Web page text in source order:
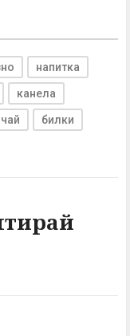
напитка
канела
чай билки